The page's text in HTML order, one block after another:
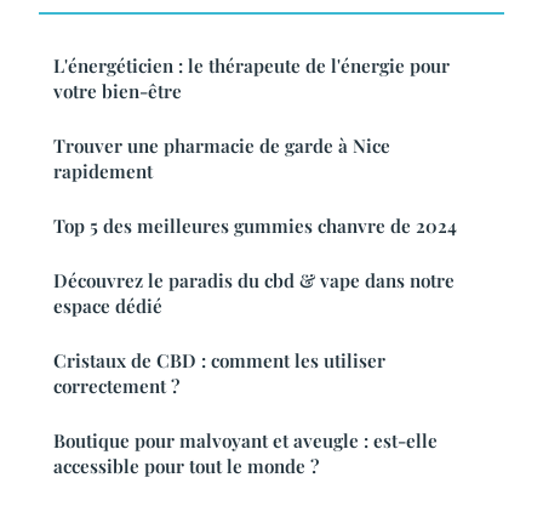
L'énergéticien : le thérapeute de l'énergie pour
votre bien-être
Trouver une pharmacie de garde à Nice
rapidement
Top 5 des meilleures gummies chanvre de 2024
Découvrez le paradis du cbd & vape dans notre
espace dédié
Cristaux de CBD : comment les utiliser
correctement ?
Boutique pour malvoyant et aveugle : est-elle
accessible pour tout le monde ?